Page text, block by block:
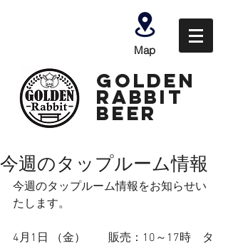
Map
GOLDEN
Rabbit
Beer
今週のタップルーム情報
今週のタップルーム情報をお知らせい
たします。
4月1日 （金）　　販売：10～17時　タ